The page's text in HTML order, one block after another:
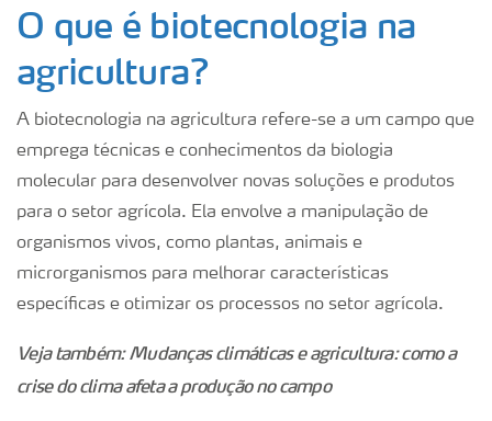
O que é biotecnologia na
agricultura?
A biotecnologia na agricultura refere-se a um campo que
emprega técnicas e conhecimentos da biologia
molecular para desenvolver novas soluções e produtos
para o setor agrícola. Ela envolve a manipulação de
organismos vivos, como plantas, animais e
microrganismos para melhorar características
específicas e otimizar os processos no setor agrícola.
Veja também: Mudanças climáticas e agricultura: como a
crise do clima afeta a produção no campo